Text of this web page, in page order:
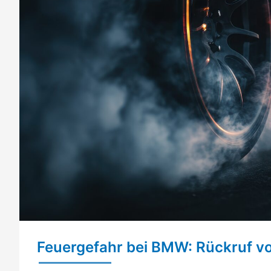
Feuergefahr bei BMW: Rückruf